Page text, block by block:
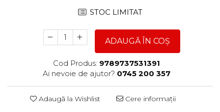
STOC LIMITAT
ADAUGĂ ÎN COȘ
Cod Produs: 9789737531391
Ai nevoie de ajutor? 0745 200 357
Adaugă la Wishlist Cere informații